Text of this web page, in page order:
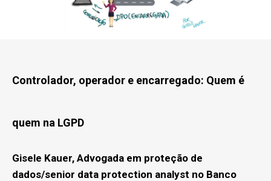
Controlador, operador e encarregado: Quem é
quem na LGPD
Gisele Kauer, Advogada em proteção de
dados/senior data protection analyst no Banco